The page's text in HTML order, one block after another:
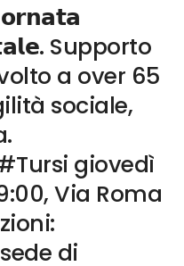
Supporto
a over 65
sociale,
giovedì
Via Roma
di